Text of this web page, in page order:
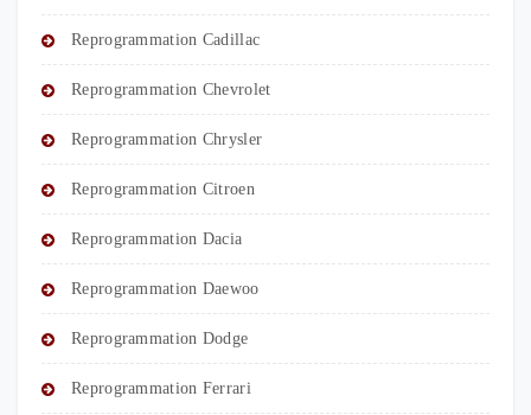
Reprogrammation Cadillac
Reprogrammation Chevrolet
Reprogrammation Chrysler
Reprogrammation Citroen
Reprogrammation Dacia
Reprogrammation Daewoo
Reprogrammation Dodge
Reprogrammation Ferrari